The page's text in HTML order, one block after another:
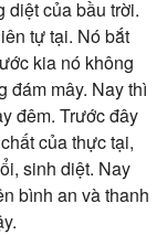
diệt của bầu trời.
tự tại. Nó bắt
kia nó không
đám mây. Nay thì
đêm. Trước đây
của thực tại,
sinh diệt. Nay
bình an và thanh